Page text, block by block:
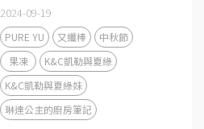
2024-09-19
PURE YU 又纖棒
中秋節
果凍
K&C凱勒與夏綠
K&C凱勒與夏綠妹
琳達公主的廚房筆記